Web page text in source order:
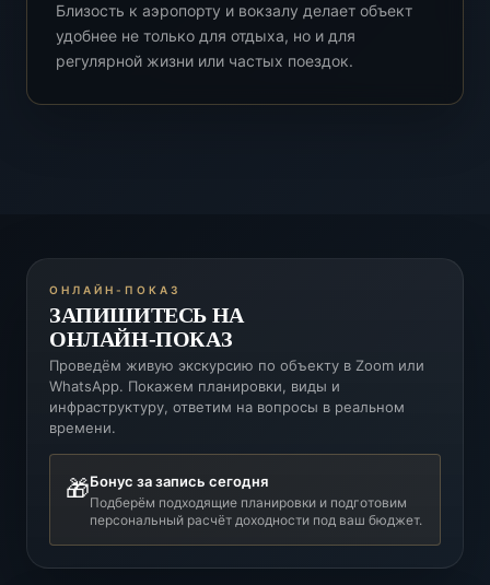
Близость к аэропорту и вокзалу делает объект
удобнее не только для отдыха, но и для
регулярной жизни или частых поездок.
ОНЛАЙН-ПОКАЗ
ЗАПИШИТЕСЬ НА
ОНЛАЙН-ПОКАЗ
Проведём живую экскурсию по объекту в Zoom или
WhatsApp. Покажем планировки, виды и
инфраструктуру, ответим на вопросы в реальном
времени.
🎁Бонус за запись сегодня
Подберём подходящие планировки и подготовим
персональный расчёт доходности под ваш бюджет.